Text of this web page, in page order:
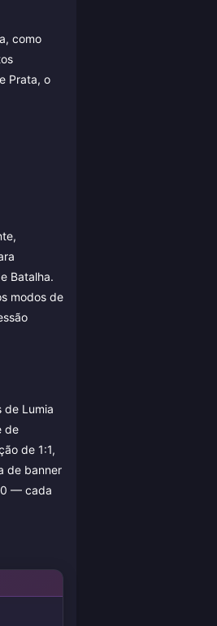
como
Prata, o
Batalha.
modos de
de Lumia
de
de 1:1,
de banner
— cada